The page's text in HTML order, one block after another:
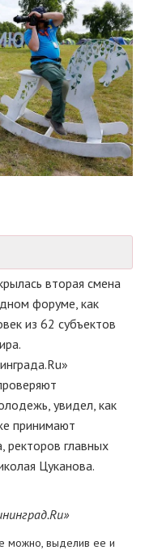
вторая смена
форуме, как
из 62 субъектов
увидел, как
принимают
ректоров главных
Цуканова.
можно, выделив ее и